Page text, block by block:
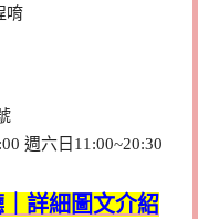
唷
週六日11:00~20:30
詳細圖文介紹